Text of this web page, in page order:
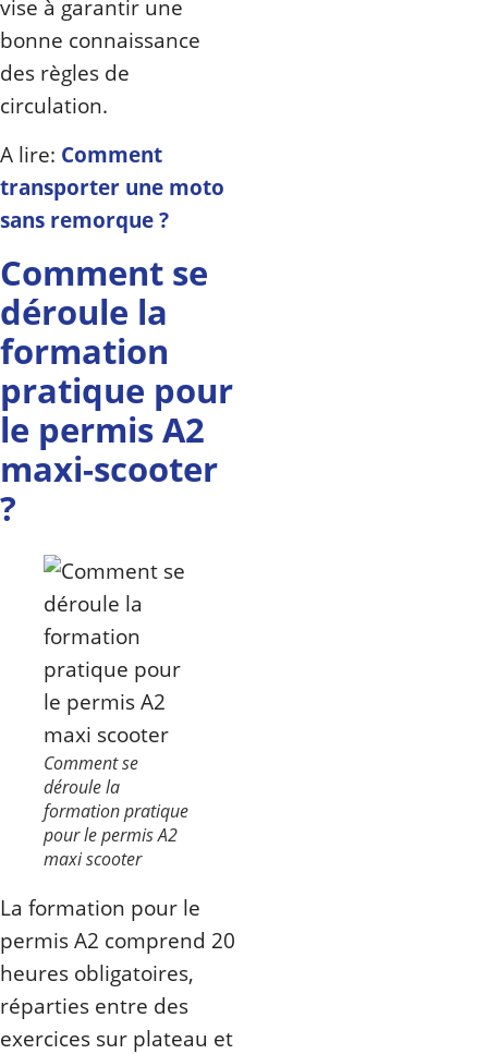
vise à garantir une
bonne connaissance
des règles de
circulation.
A lire: Comment
transporter une moto
sans remorque ?
Comment se
déroule la
formation
pratique pour
le permis A2
maxi-scooter
?
Comment se
déroule la
formation pratique
pour le permis A2
maxi scooter
La formation pour le
permis A2 comprend 20
heures obligatoires,
réparties entre des
exercices sur plateau et